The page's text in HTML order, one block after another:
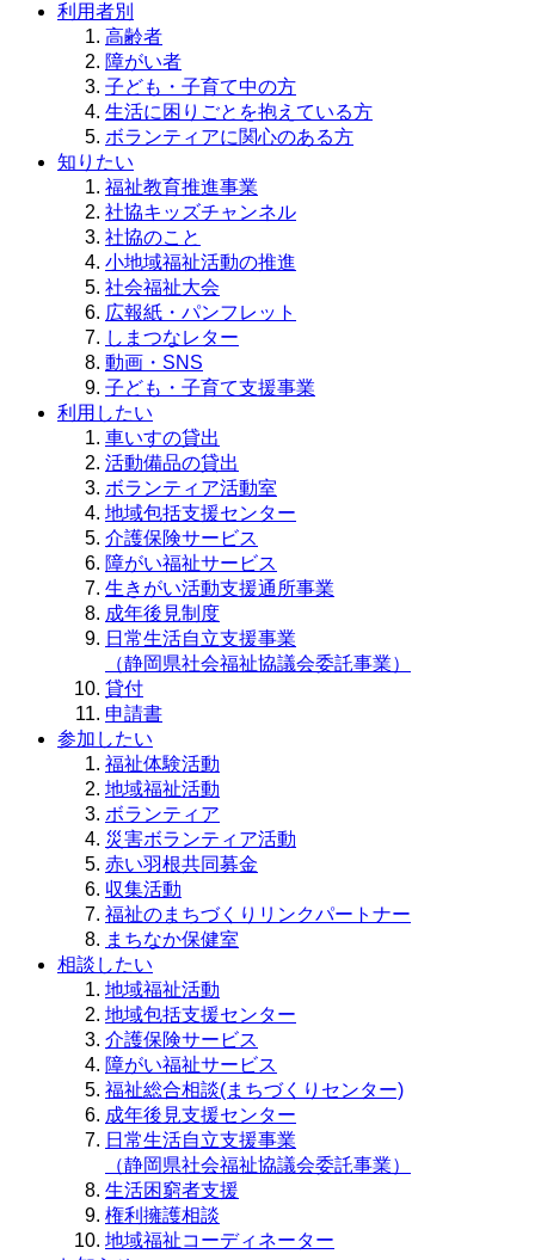
利用者別
高齢者
障がい者
子ども・子育て中の方
生活に困りごとを抱えている方
ボランティアに関心のある方
知りたい
福祉教育推進事業
社協キッズチャンネル
社協のこと
小地域福祉活動の推進
社会福祉大会
広報紙・パンフレット
しまつなレター
動画・SNS
子ども・子育て支援事業
利用したい
車いすの貸出
活動備品の貸出
ボランティア活動室
地域包括支援センター
介護保険サービス
障がい福祉サービス
生きがい活動支援通所事業
成年後見制度
日常生活自立支援事業
（静岡県社会福祉協議会委託事業）
貸付
申請書
参加したい
福祉体験活動
地域福祉活動
ボランティア
災害ボランティア活動
赤い羽根共同募金
収集活動
福祉のまちづくりリンクパートナー
まちなか保健室
相談したい
地域福祉活動
地域包括支援センター
介護保険サービス
障がい福祉サービス
福祉総合相談(まちづくりセンター)
成年後見支援センター
日常生活自立支援事業
（静岡県社会福祉協議会委託事業）
生活困窮者支援
権利擁護相談
地域福祉コーディネーター